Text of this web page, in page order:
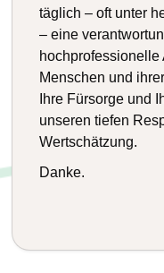
täglich – oft unter
– eine
Menschen und
Ihre Fürsorge und
unseren tiefen
Wertschätzung.
Danke.